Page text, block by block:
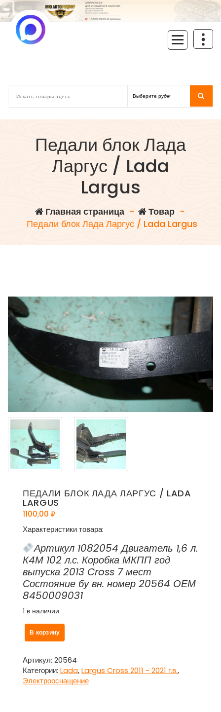
Перейти
к
содержимому
Педали блок Лада
Ларгус / Lada
Largus
Главная страница- Товар-
Педали блок Лада Ларгус / Lada Largus
ПЕДАЛИ БЛОК ЛАДА ЛАРГУС / LADA
LARGUS
1100,00 ₽
Характеристики товара:
Артикул 1082054 Двигатель 1,6 л.
К4М 102 л.с. Коробка МКПП год
выпуска 2013 Cross 7 мест
Состояние бу вн. номер 20564 ОЕМ
8450009031
1 в наличии
Количество
товара
блок
Лада
Ларгус
В корзину
Артикул: 20564
Категории: Lada,Largus Cross 2011 - 2021 г.в.,
Электрооснащение